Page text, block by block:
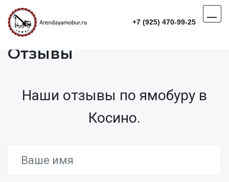
+7 (925) 470-99-25
Отзывы
Наши отзывы по ямобуру в
Косино.